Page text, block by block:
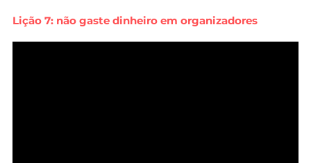
Lição 7: não gaste dinheiro em organizadores